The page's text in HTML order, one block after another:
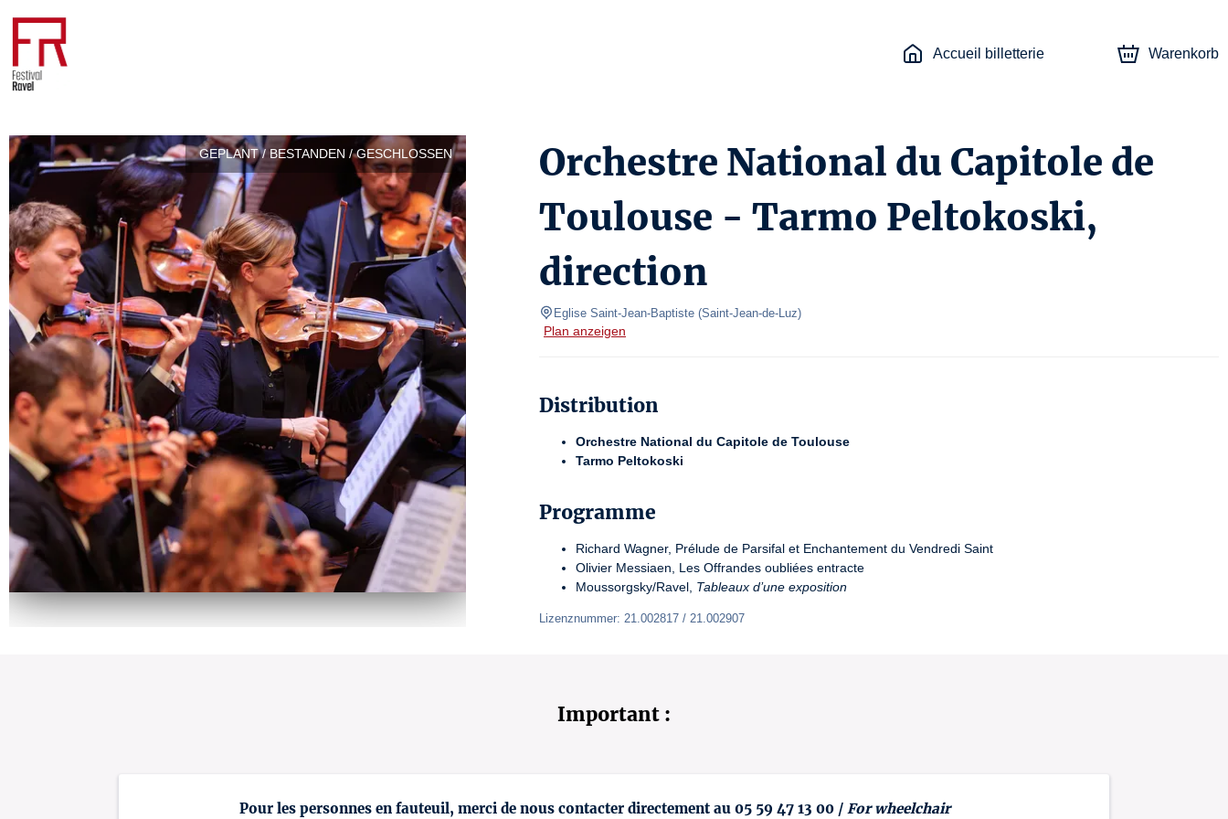
Accueil billetterie Warenkorb
GEPLANT / BESTANDEN / GESCHLOSSEN
Orchestre National du Capitole de
Toulouse - Tarmo Peltokoski,
direction
Eglise Saint-Jean-Baptiste (Saint-Jean-de-Luz)
Plan anzeigen
Distribution
Orchestre National du Capitole de Toulouse
Tarmo Peltokoski
Programme
Richard Wagner, Prélude de Parsifal et Enchantement du Vendredi Saint
Olivier Messiaen, Les Offrandes oubliées entracte
Moussorgsky/Ravel, Tableaux d’une exposition
Lizenznummer: 21.002817 / 21.002907
Important :
Pour les personnes en fauteuil, merci de nous contacter directement au 05 59 47 13 00 / For wheelchair